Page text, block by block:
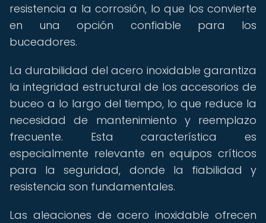
resistencia a la corrosión, lo que los convierte
en una opción confiable para los
buceadores.
La durabilidad del acero inoxidable garantiza
la integridad estructural de los accesorios de
buceo a lo largo del tiempo, lo que reduce la
necesidad de mantenimiento y reemplazo
frecuente. Esta característica es
especialmente relevante en equipos críticos
para la seguridad, donde la fiabilidad y
resistencia son fundamentales.
Las aleaciones de acero inoxidable ofrecen